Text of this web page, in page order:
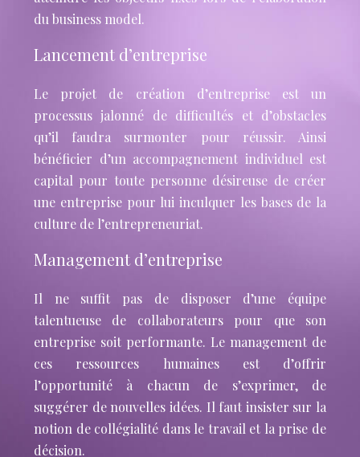
du business model.
Lancement d’entreprise
Le projet de création d’entreprise est un
processus jalonné de difficultés et d’obstacles
qu’il faudra surmonter pour réussir. Ainsi
bénéficier d’un accompagnement individuel est
capital pour toute personne désireuse de créer
une entreprise pour lui inculquer les bases de la
culture de l’entrepreneuriat.
Management d’entreprise
Il ne suffit pas de disposer d’une équipe
talentueuse de collaborateurs pour que son
entreprise soit performante. Le management de
ces ressources humaines est d’offrir
l’opportunité à chacun de s’exprimer, de
suggérer de nouvelles idées. Il faut insister sur la
notion de collégialité dans le travail et la prise de
décision.